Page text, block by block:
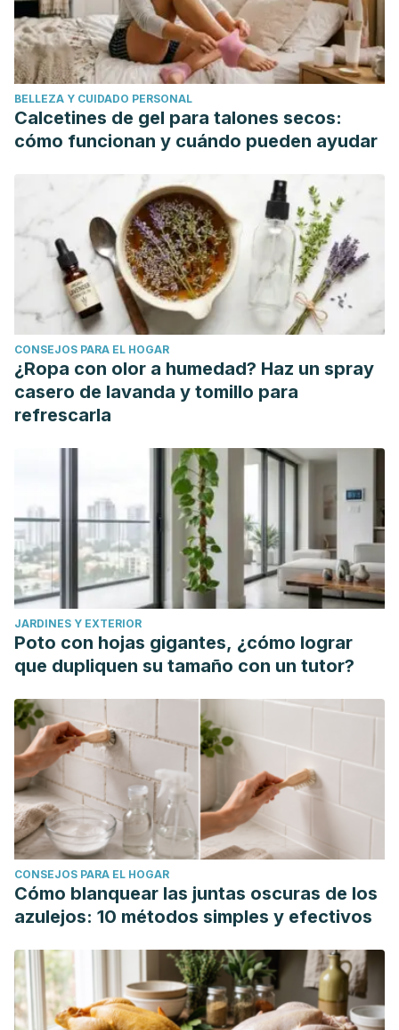
BELLEZA Y CUIDADO PERSONAL
Calcetines de gel para talones secos:
cómo funcionan y cuándo pueden ayudar
CONSEJOS PARA EL HOGAR
¿Ropa con olor a humedad? Haz un spray
casero de lavanda y tomillo para
refrescarla
JARDINES Y EXTERIOR
Poto con hojas gigantes, ¿cómo lograr
que dupliquen su tamaño con un tutor?
CONSEJOS PARA EL HOGAR
Cómo blanquear las juntas oscuras de los
azulejos: 10 métodos simples y efectivos